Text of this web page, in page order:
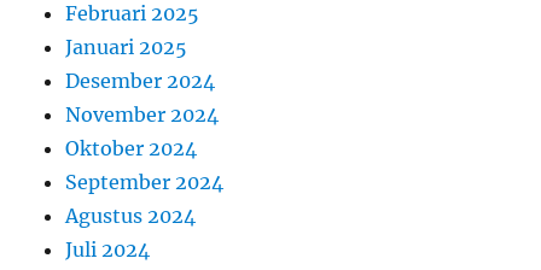
Februari 2025
Januari 2025
Desember 2024
November 2024
Oktober 2024
September 2024
Agustus 2024
Juli 2024